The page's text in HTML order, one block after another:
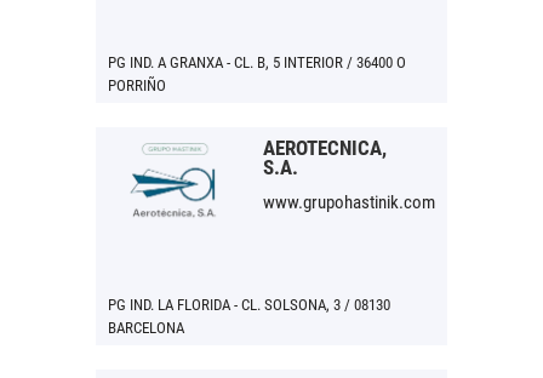
PG IND. A GRANXA - CL. B, 5 INTERIOR / 36400 O
PORRIÑO
AEROTECNICA,
S.A.
www.grupohastinik.com
PG IND. LA FLORIDA - CL. SOLSONA, 3 / 08130
BARCELONA